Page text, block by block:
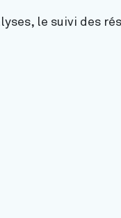
le suivi des